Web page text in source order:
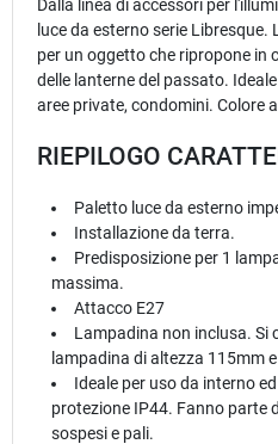
Dalla linea di accessori per
luce da esterno serie Libresque.
per un oggetto che ripropone in
delle lanterne del passato.
aree private, condomini. Colore
RIEPILOGO
Paletto luce da esterno
Installazione da terra.
Predisposizione per 1
massima.
Attacco E27
Lampadina non inclusa. Si
lampadina di altezza 115mm
Ideale per uso da interno
protezione IP44. Fanno parte
sospesi e pali.